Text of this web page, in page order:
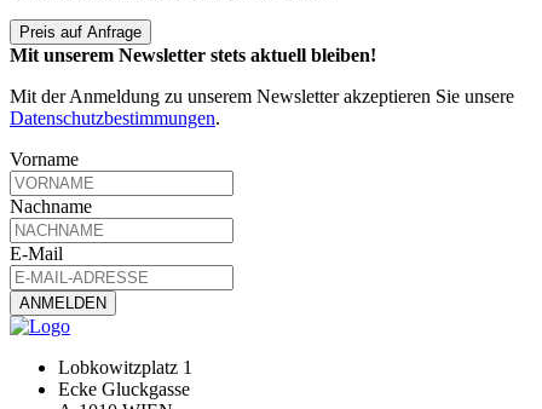
Preis auf Anfrage
Mit unserem Newsletter stets aktuell bleiben!
Mit der Anmeldung zu unserem Newsletter akzeptieren Sie unsere
Datenschutzbestimmungen.
Vorname
Nachname
E-Mail
Lobkowitzplatz 1
Ecke Gluckgasse